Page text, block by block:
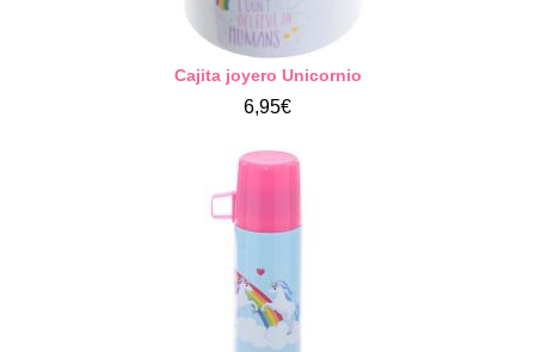
Cajita joyero Unicornio
6,95€